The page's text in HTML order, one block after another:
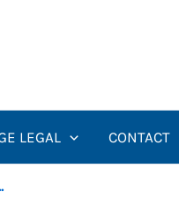
LEGAL CONTACT